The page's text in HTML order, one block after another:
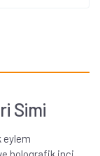
Simi
eylem